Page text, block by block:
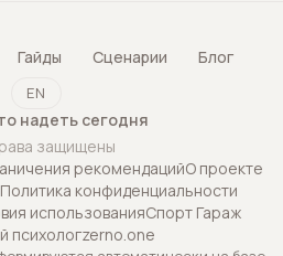
Гайды Сценарии Блог
EN
надеть сегодня
защищены
рекомендацийО проекте
Политика конфиденциальности
использованияСпорт Гараж
психологzerno.one